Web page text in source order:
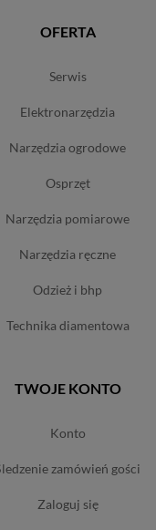
OFERTA
serwis
elektronarzędzia
narzędzia ogrodowe
osprzęt
narzędzia pomiarowe
narzędzia ręczne
odzież i bhp
technika diamentowa
TWOJE KONTO
konto
śledzenie zamówień gości
zaloguj się